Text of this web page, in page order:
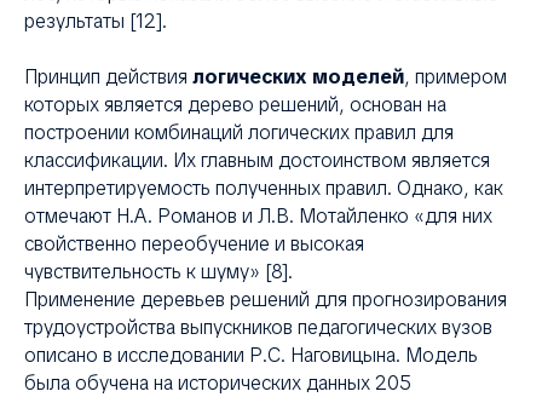
результаты [12].
Принцип действия логических моделей, примером
которых является дерево решений, основан на
построении комбинаций логических правил для
классификации. Их главным достоинством является
интерпретируемость полученных правил. Однако, как
отмечают Н.А. Романов и Л.В. Мотайленко «для них
свойственно переобучение и высокая
чувствительность к шуму» [8].
Применение деревьев решений для прогнозирования
трудоустройства выпускников педагогических вузов
описано в исследовании Р.С. Наговицына. Модель
была обучена на исторических данных 205